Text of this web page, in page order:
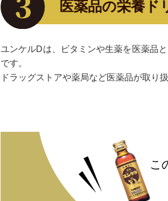
医薬品の栄養ド
ユンケルDは、ビタミンや生薬を医薬品
です。
ドラッグストアや薬局など医薬品が取り
こ